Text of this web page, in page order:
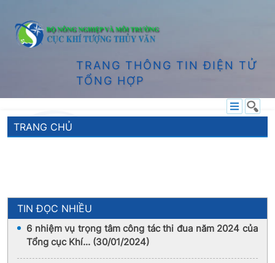
TRANG THÔNG TIN ĐIỆN TỬ
TỔNG HỢP
TRANG CHỦ
TIN ĐỌC NHIỀU
6 nhiệm vụ trọng tâm công tác thi đua năm 2024 của
Tổng cục Khí... (30/01/2024)